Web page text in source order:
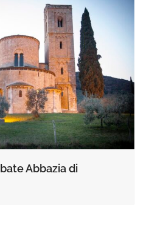
Abbazia di